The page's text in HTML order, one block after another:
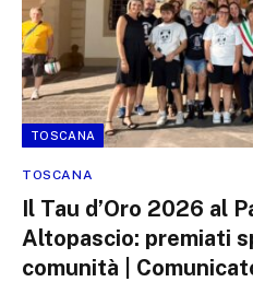
TOSCANA
TOSCANA
Il Tau d’Oro 2026 al
Altopascio: premiati
comunità |